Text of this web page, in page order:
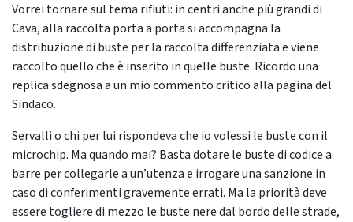
Vorrei tornare sul tema rifiuti: in centri anche più grandi di
Cava, alla raccolta porta a porta si accompagna la
distribuzione di buste per la raccolta differenziata e viene
raccolto quello che è inserito in quelle buste. Ricordo una
replica sdegnosa a un mio commento critico alla pagina del
Sindaco.
Servalli o chi per lui rispondeva che io volessi le buste con il
microchip. Ma quando mai? Basta dotare le buste di codice a
barre per collegarle a un’utenza e irrogare una sanzione in
caso di conferimenti gravemente errati. Ma la priorità deve
essere togliere di mezzo le buste nere dal bordo delle strade,